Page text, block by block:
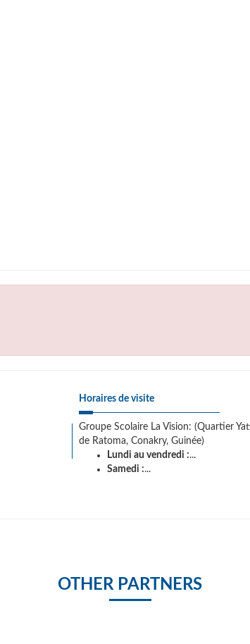
Horaires de visite
Groupe Scolaire La Vision: (Quartier
de Ratoma, Conakry, Guinée)
Lundi au vendredi :...
Samedi :...
OTHER PARTNERS